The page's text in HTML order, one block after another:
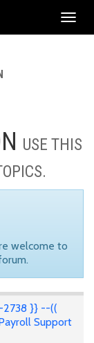
USE THIS
welcome to
}} --((
Support